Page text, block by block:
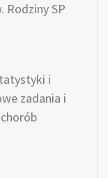
Rodziny SP
i
zadania i